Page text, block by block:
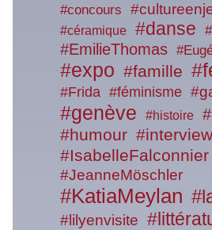
#concours
#céramique #danse
#EmilieThomas
#expo #famille
#Frida #féminisme
#genève #histoire
#humour #interview
#IsabelleFalconnier
#JeanneMöschler
#KatiaMeylan
#lilyenvisite